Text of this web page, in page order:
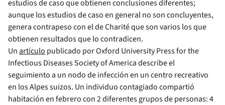
estudios de caso que obtienen conclusiones diferentes;
aunque los estudios de caso en general no son concluyentes,
genera contrapeso con el de Charité que son varios los que
obtienen resultados que lo contradicen.
Unartículo publicado por Oxford University Press for the
Infectious Diseases Society of America describe el
seguimiento a un nodo de infección en un centro recreativo
en los Alpes suizos. Un individuo contagiado compartió
habitación en febrero con 2 diferentes grupos de personas: 4